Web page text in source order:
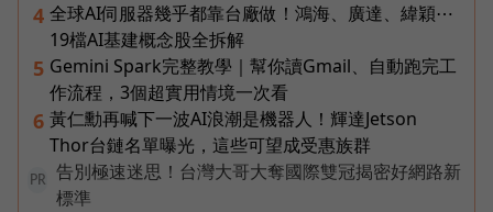
4 全球AI伺服器幾乎都靠台廠做！鴻海、廣達、緯穎⋯
19檔AI基建概念股全拆解
5 Gemini Spark完整教學｜幫你讀Gmail、自動跑完工
作流程，3個超實用情境一次看
6 黃仁勳再喊下一波AI浪潮是機器人！輝達Jetson
Thor台鏈名單曝光，這些可望成受惠族群
PR
告別極速迷思！台灣大哥大奪國際雙冠揭密好網路新
標準